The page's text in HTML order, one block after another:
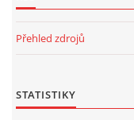
Přehled zdrojů
STATISTIKY